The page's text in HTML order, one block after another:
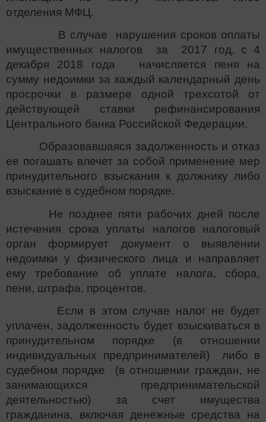
отделения МФЦ.
В случае нарушения сроков оплаты
имущественных налогов за 2017 год, с 4
декабря 2018 года начисляется пеня на
сумму недоимки за каждый календарный день
просрочки в размере одной трехсотой от
действующей ставки рефинансирования
Центрального банка Российской Федерации.
Образовавшаяся задолженность и отказ
ее погашать влечет за собой применение мер
принудительного взыскания к должнику либо
взыскание в судебном порядке.
Не позднее пяти рабочих дней после
истечения срока уплаты налогов налоговый
орган формирует документ о выявлении
недоимки у физического лица и направляет
ему требование об уплате налога, сбора,
пени, штрафа, процентов.
Если в этом случае налог не будет
уплачен, задолженность будет взыскиваться в
принудительном порядке (в отношении
индивидуальных предпринимателей) либо в
судебном порядке (в отношении граждан, не
занимающихся предпринимательской
деятельностью) за счет имущества
гражданина, включая денежные средства на